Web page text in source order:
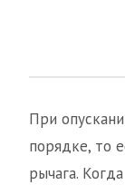
При
порядке, то
рычага.